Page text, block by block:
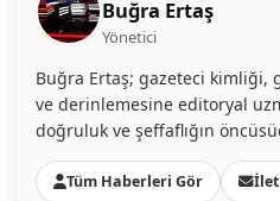
Buğra Ertaş
Yönetici
Buğra Ertaş; gazeteci kimliği,
ve derinlemesine editoryal
doğruluk ve şeffaflığın
Tüm Haberleri Gör